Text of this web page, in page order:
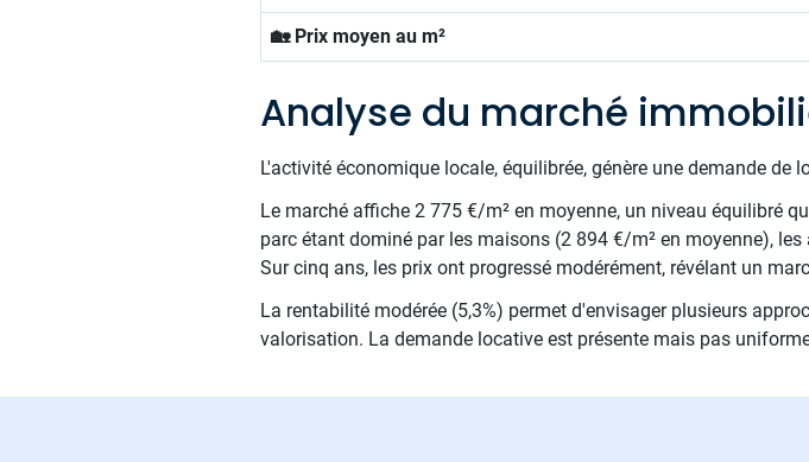
🏡 Prix moyen au m²
Analyse du marché
L'activité économique locale, équilibrée, génère une demande
Le marché affiche 2 775 €/m² en moyenne, un niveau équilibré
parc étant dominé par les maisons (2 894 €/m² en moyenne),
Sur cinq ans, les prix ont progressé modérément, révélant un
La rentabilité modérée (5,3%) permet d'envisager plusieurs
valorisation. La demande locative est présente mais pas